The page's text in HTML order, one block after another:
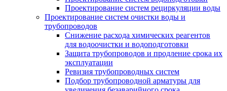
Проектирование систем рециркуляции воды
Проектирование систем очистки воды и
трубопроводов
Снижение расхода химических реагентов
для водоочистки и водоподготовки
Защита трубопроводов и продление срока их
эксплуатации
Ревизия трубопроводных систем
Подбор трубопроводной арматуры для